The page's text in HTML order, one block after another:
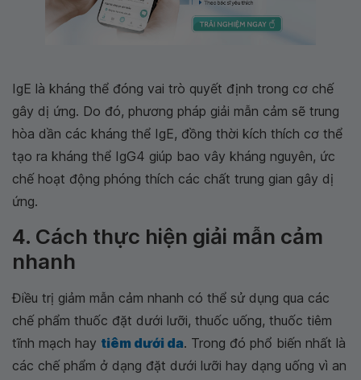
IgE là kháng thể đóng vai trò quyết định trong cơ chế
gây dị ứng. Do đó, phương pháp giải mẫn cảm sẽ trung
hòa dần các kháng thể IgE, đồng thời kích thích cơ thể
tạo ra kháng thể IgG4 giúp bao vây kháng nguyên, ức
chế hoạt động phóng thích các chất trung gian gây dị
ứng.
4. Cách thực hiện giải mẫn cảm
nhanh
Điều trị giảm mẫn cảm nhanh có thể sử dụng qua các
chế phẩm thuốc đặt dưới lưỡi, thuốc uống, thuốc tiêm
tĩnh mạch hay tiêm dưới da. Trong đó phổ biến nhất là
các chế phẩm ở dạng đặt dưới lưỡi hay dạng uống vì an